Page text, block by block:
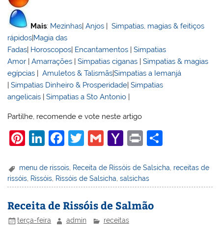
Mais: Mezinhas|Anjos |Simpatias, magias & feitiços
rápidos|Magia das
Fadas| Horoscopos| Encantamentos |Simpatias
Amor |Amarrações |Simpatias ciganas |Simpatias & magias
egípcias |Amuletos & Talismãs|Simpatias a Iemanjá
|Simpatias Dinheiro & Prosperidade|Simpatias
angelicais |Simpatias a Sto Antonio |
Partilhe, recomende e vote neste artigo
Pi
er
e
st
Li
k
e
dI
n
F
c
e
b
o
T
itt
er
G
ai
l
Y
h
o
o
M
Pr
t
ar
e
menu de rissois, Receita de Rissóis de Salsicha, receitas de
rissóis Rissóis Rissóis de Salsicha ,salsichas
Receita de Rissóis de Salmão
terça-feira admin receitas